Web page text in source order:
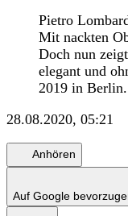
Pietro
Mit nackten
Doch nun
elegant und
2019 in Berlin.
28.08.2020, 05:21
Anhören
Auf Google